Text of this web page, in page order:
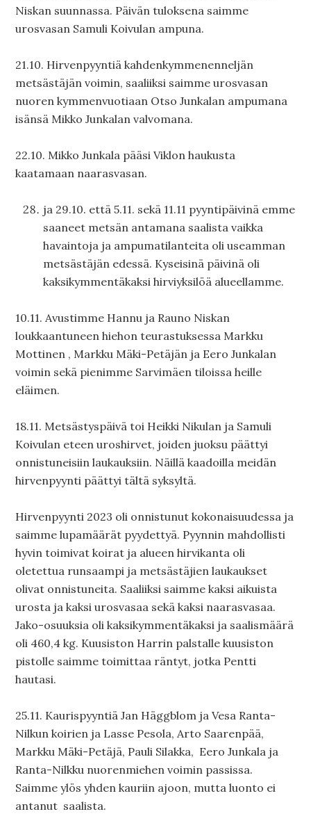
Niskan suunnassa. Päivän tuloksena saimme
urosvasan Samuli Koivulan ampuna.
21.10. Hirvenpyyntiä kahdenkymmenenneljän
metsästäjän voimin, saaliiksi saimme urosvasan
nuoren kymmenvuotiaan Otso Junkalan ampumana
isänsä Mikko Junkalan valvomana.
22.10. Mikko Junkala pääsi Viklon haukusta
kaatamaan naarasvasan.
ja 29.10. että 5.11. sekä 11.11 pyyntipäivinä emme
saaneet metsän antamana saalista vaikka
havaintoja ja ampumatilanteita oli useamman
metsästäjän edessä. Kyseisinä päivinä oli
kaksikymmentäkaksi hirviyksilöä alueellamme.
10.11. Avustimme Hannu ja Rauno Niskan
loukkaantuneen hiehon teurastuksessa Markku
Mottinen , Markku Mäki-Petäjän ja Eero Junkalan
voimin sekä pienimme Sarvimäen tiloissa heille
eläimen.
18.11. Metsästyspäivä toi Heikki Nikulan ja Samuli
Koivulan eteen uroshirvet, joiden juoksu päättyi
onnistuneisiin laukauksiin. Näillä kaadoilla meidän
hirvenpyynti päättyi tältä syksyltä.
Hirvenpyynti 2023 oli onnistunut kokonaisuudessa ja
saimme lupamäärät pyydettyä. Pyynnin mahdollisti
hyvin toimivat koirat ja alueen hirvikanta oli
oletettua runsaampi ja metsästäjien laukaukset
olivat onnistuneita. Saaliiksi saimme kaksi aikuista
urosta ja kaksi urosvasaa sekä kaksi naarasvasaa.
Jako-osuuksia oli kaksikymmentäkaksi ja saalismäärä
oli 460,4 kg. Kuusiston Harrin palstalle kuusiston
pistolle saimme toimittaa räntyt, jotka Pentti
hautasi.
25.11. Kaurispyyntiä Jan Häggblom ja Vesa Ranta-
Nilkun koirien ja Lasse Pesola, Arto Saarenpää,
Markku Mäki-Petäjä, Pauli Silakka, Eero Junkala ja
Ranta-Nilkku nuorenmiehen voimin passissa.
Saimme ylös yhden kauriin ajoon, mutta luonto ei
antanut saalista.